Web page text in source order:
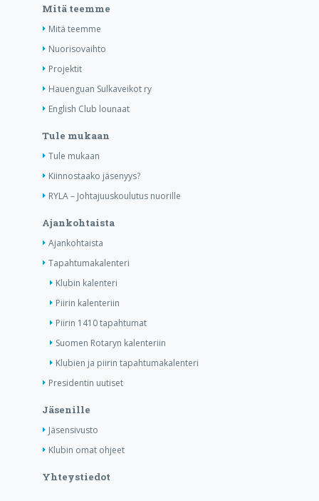
Mitä teemme
Mitä teemme
Nuorisovaihto
Projektit
Hauenguan Sulkaveikot ry
English Club lounaat
Tule mukaan
Tule mukaan
Kiinnostaako jäsenyys?
RYLA – Johtajuuskoulutus nuorille
Ajankohtaista
Ajankohtaista
Tapahtumakalenteri
Klubin kalenteri
Piirin kalenteriin
Piirin 1410 tapahtumat
Suomen Rotaryn kalenteriin
Klubien ja piirin tapahtumakalenteri
Presidentin uutiset
Jäsenille
Jäsensivusto
Klubin omat ohjeet
Yhteystiedot